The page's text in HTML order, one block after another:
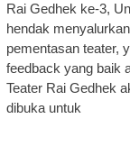
Rai Gedhek ke-3,
hendak
pementasan teater,
feedback yang baik
Teater Rai Gedhek
dibuka untuk